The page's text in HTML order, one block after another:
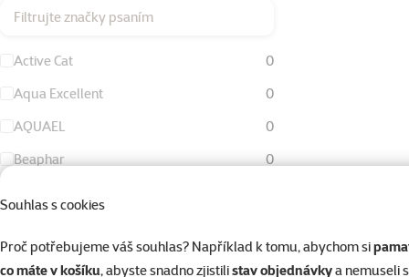
Souhlas s cookies
Proč potřebujeme váš souhlas? Například k tomu, abychom si
co máte v košíku, abyste snadno zjistilistav objednávkya nemuseli
Filtrujte značky psaním
Active Cat
0
Aqua Excellent
0
AQUAEL
0
Beaphar
0
Eheim